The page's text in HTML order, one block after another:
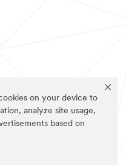
on your device to
analyze site usage,
based on